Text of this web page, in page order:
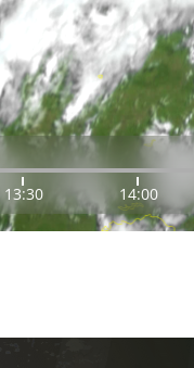
13:30 14:00